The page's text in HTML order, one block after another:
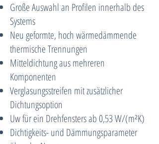
Große Auswahl an Profilen innerhalb des
Systems
Neu geformte, hoch wärmedämmende
thermische Trennungen
Mitteldichtung aus mehreren
Komponenten
Verglasungsstreifen mit zusätzlicher
Dichtungsoption
Uw für ein Drehfensters ab 0,53 W/(m²K)
Dichtigkeits- und Dämmungsparameter